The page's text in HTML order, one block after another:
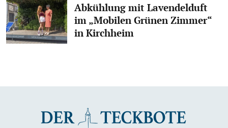
Abkühlung mit Lavendelduft
im „Mobilen Grünen Zimmer“
in Kirchheim